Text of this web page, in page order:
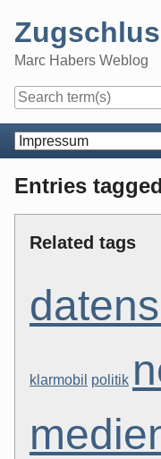
content
Marc Habers Weblog
Navigation
Entries
Related tags
klarmobil politik